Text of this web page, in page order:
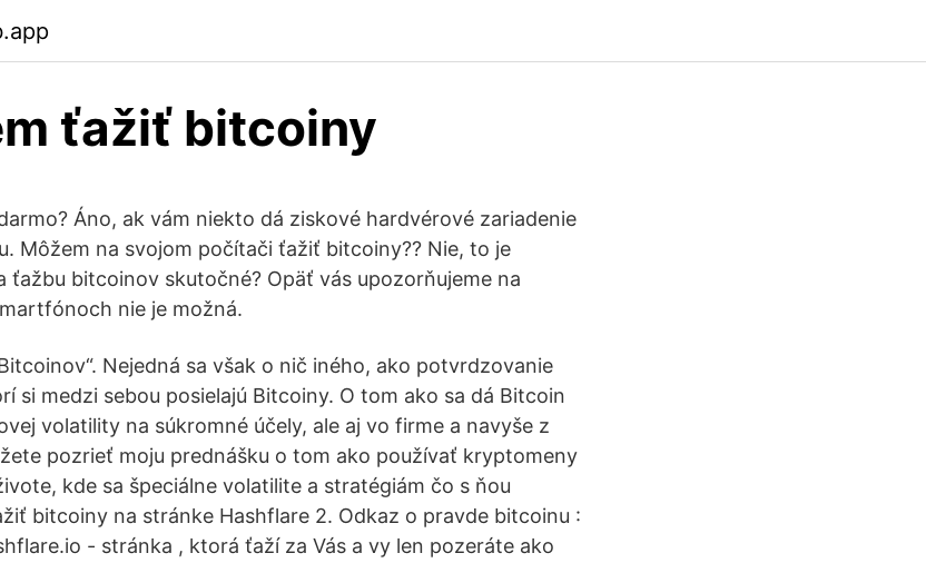
ťažiť bitcoiny
Áno, ak vám niekto dá ziskové hardvérové zariadenie
Môžem na svojom počítači ťažiť bitcoiny?? Nie, to je
ťažbu bitcoinov skutočné? Opäť vás upozorňujeme na
nie je možná.
Nejedná sa však o nič iného, ako potvrdzovanie
si medzi sebou posielajú Bitcoiny. O tom ako sa dá Bitcoin
volatility na súkromné účely, ale aj vo firme a navyše z
pozrieť moju prednášku o tom ako používať kryptomeny
kde sa špeciálne volatilite a stratégiám čo s ňou
bitcoiny na stránke Hashflare 2. Odkaz o pravde bitcoinu :
- stránka , ktorá ťaží za Vás a vy len pozeráte ako